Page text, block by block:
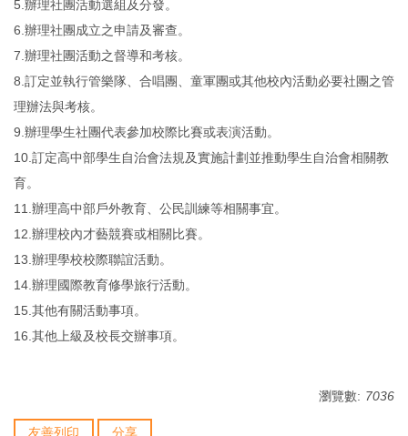
5.辦理社團活動選組及分發。
6.辦理社團成立之申請及審查。
7.辦理社團活動之督導和考核。
8.訂定並執行管樂隊、合唱團、童軍團或其他校內活動必要社團之管
理辦法與考核。
9.辦理學生社團代表參加校際比賽或表演活動。
10.訂定高中部學生自治會法規及實施計劃並推動學生自治會相關教
育。
11.辦理高中部戶外教育、公民訓練等相關事宜。
12.辦理校內才藝競賽或相關比賽。
13.辦理學校校際聯誼活動。
14.辦理國際教育修學旅行活動。
15.其他有關活動事項。
16.其他上級及校長交辦事項。
瀏覽數: 7036
友善列印 分享